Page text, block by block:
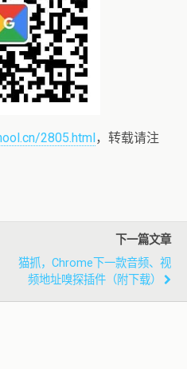
2805.html，转载请注
下一篇文章
猫抓，Chrome下一款音频、视
频地址嗅探插件（附下载）